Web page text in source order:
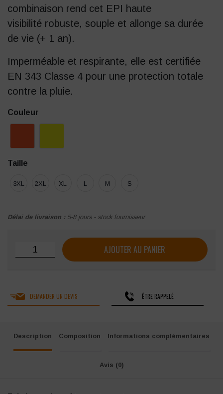
combinaison rend cet EPI haute
visibilité robuste, souple et allonge sa durée
de vie (+ 1 an).
Imperméable et respirante, elle est certifiée
EN 343 Classe 4 pour une protection totale
contre la pluie.
Couleur
Taille
3XL 2XL XL L M S
Délai de livraison : 5-8 jours - stock fournisseur
quantité de Parka haute visibilité LONGLIFE Igor
AJOUTER AU PANIER
DEMANDER UN DEVIS ÊTRE RAPPELÉ
Description Composition Informations complémentaires
Avis (0)